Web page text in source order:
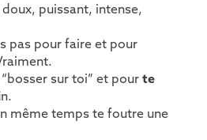
doux, puissant, intense,
pas pour faire et pour
sur toi” et pour te
même temps te foutre une